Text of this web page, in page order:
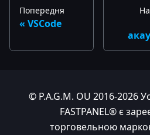
Попередня
VSCode
© P.A.G.M. OU 2016-2026
FASTPANEL® є
торговельною